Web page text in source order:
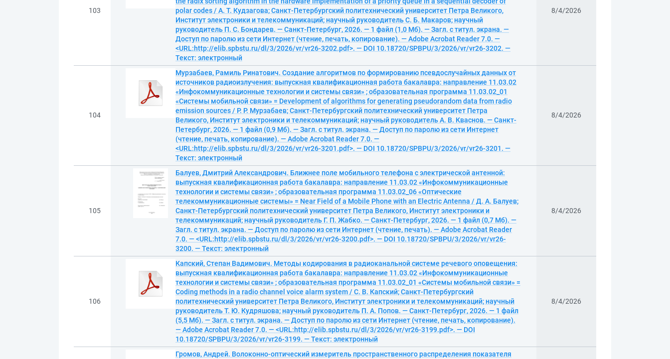
103
polar codes / А. Т. Кудзагова; Санкт-Петербургский политехнический университет Петра Великого,
Институт электроники и телекоммуникаций; научный руководитель С. Б. Макаров; научный
руководитель П. С. Бондарев. — Санкт-Петербург, 2026. — 1 файл (1,0 Мб). — Загл. с титул. экрана. —
Доступ по паролю из сети Интернет (чтение, печать, копирование). — Adobe Acrobat Reader 7.0. —
<URL:http://elib.spbstu.ru/dl/3/2026/vr/vr26-3202.pdf>. — DOI 10.18720/SPBPU/3/2026/vr/vr26-3202. —
Текст: электронный
8/4/2026
104
Мурзабаев, Рамиль Ринатович. Создание алгоритмов по формированию псевдослучайных данных от
источников радиоизлучения: выпускная квалификационная работа бакалавра: направление 11.03.02
«Инфокоммуникационные технологии и системы связи» ; образовательная программа 11.03.02_01
«Системы мобильной связи» = Development of algorithms for generating pseudorandom data from radio
emission sources / Р. Р. Мурзабаев; Санкт-Петербургский политехнический университет Петра
Великого, Институт электроники и телекоммуникаций; научный руководитель А. В. Кваснов. — Санкт-
Петербург, 2026. — 1 файл (0,9 Мб). — Загл. с титул. экрана. — Доступ по паролю из сети Интернет
(чтение, печать, копирование). — Adobe Acrobat Reader 7.0. —
<URL:http://elib.spbstu.ru/dl/3/2026/vr/vr26-3201.pdf>. — DOI 10.18720/SPBPU/3/2026/vr/vr26-3201. —
Текст: электронный
8/4/2026
105
Балуев, Дмитрий Александрович. Ближнее поле мобильного телефона с электрической антенной:
выпускная квалификационная работа бакалавра: направление 11.03.02 «Инфокоммуникационные
технологии и системы связи» ; образовательная программа 11.03.02_06 «Оптические
телекоммуникационные системы» = Near Field of a Mobile Phone with an Electric Antenna / Д. А. Балуев;
Санкт-Петербургский политехнический университет Петра Великого, Институт электроники и
телекоммуникаций; научный руководитель Г. П. Жабко. — Санкт-Петербург, 2026. — 1 файл (0,7 Мб). —
Загл. с титул. экрана. — Доступ по паролю из сети Интернет (чтение, печать). — Adobe Acrobat Reader
7.0. — <URL:http://elib.spbstu.ru/dl/3/2026/vr/vr26-3200.pdf>. — DOI 10.18720/SPBPU/3/2026/vr/vr26-
3200. — Текст: электронный
8/4/2026
106
Капский, Степан Вадимович. Методы кодирования в радиоканальной системе речевого оповещения:
выпускная квалификационная работа бакалавра: направление 11.03.02 «Инфокоммуникационные
технологии и системы связи» ; образовательная программа 11.03.02_01 «Системы мобильной связи» =
Coding methods in a radio channel voice alarm system / С. В. Капский; Санкт-Петербургский
политехнический университет Петра Великого, Институт электроники и телекоммуникаций; научный
руководитель Т. Ю. Кудряшова; научный руководитель П. А. Попов. — Санкт-Петербург, 2026. — 1 файл
(5,5 Мб). — Загл. с титул. экрана. — Доступ по паролю из сети Интернет (чтение, печать, копирование).
— Adobe Acrobat Reader 7.0. — <URL:http://elib.spbstu.ru/dl/3/2026/vr/vr26-3199.pdf>. — DOI
10.18720/SPBPU/3/2026/vr/vr26-3199. — Текст: электронный
8/4/2026
Громов, Андрей. Волоконно-оптический измеритель пространственного распределения показателя